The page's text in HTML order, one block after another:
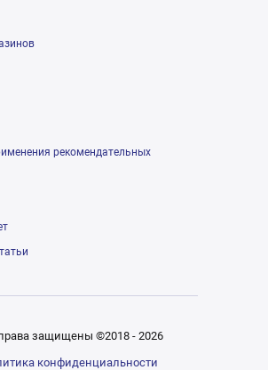
рекомендательных
защищены ©2018 - 2026
конфиденциальности